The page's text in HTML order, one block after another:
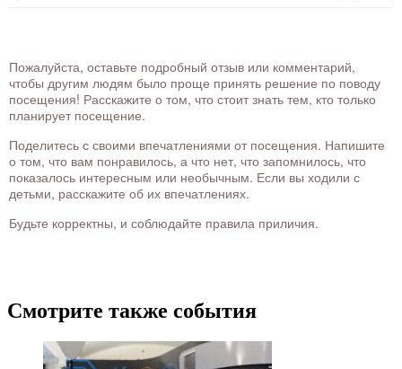
Пожалуйста, оставьте подробный отзыв или комментарий,
чтобы другим людям было проще принять решение по поводу
посещения! Расскажите о том, что стоит знать тем, кто только
планирует посещение.
Поделитесь с своими впечатлениями от посещения. Напишите
о том, что вам понравилось, а что нет, что запомнилось, что
показалось интересным или необычным. Если вы ходили с
детьми, расскажите об их впечатлениях.
Будьте корректны, и соблюдайте правила приличия.
Смотрите также события